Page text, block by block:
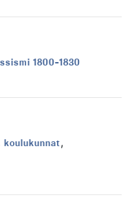
1800–1830
,